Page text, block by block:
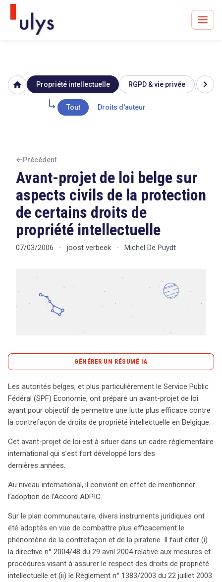
Avocats à Paris & Bruxelles
Leader en droit de l'innovation depuis 30 ans
Tout sur le RGPD
Rechercher
CONTACT
home Propriété intellectuelle RGPD & vie privée
Tout Droits d'auteur
chevron_right
Précédent
Avant-projet de loi belge sur
aspects civils de la protection
de certains droits de
propriété intellectuelle
07/03/2006 - joost verbeek - Michel De Puydt
GÉNÉRER UN RÉSUMÉ IA
Les autorités belges, à travers le Service Public Fédéral
(SPF) Economie, ont conçu un avant-projet de loi visant
à renforcer la lutte contre la contrefaçon de droits de
s’inscrit dans un contexte international marqué par
l’adoption d’accords tels que l’Accord ADPIC, ainsi que
par divers instruments juridiques de l’Union européenne,
notamment la directive n° 2004/48. Ce texte impose aux
États membres de transposer ces mesures dans leur
s’apprête à accomplir d’ici le 29 avril 2006. L’avant-projet
de loi ne se limite pas à une simple transposition; il
propose également des modifications significatives des
lois nationales et du Code judiciaire, sans toucher à la
législation Benelux concernant les marques et dessins,
nécessitant un accord trilatéral. En centralisant le
Les autorités belges, et plus particulièrement le Service Public
Fédéral (SPF) Economie, ont préparé un avant-projet de loi
ayant pour objectif de permettre une lutte plus efficace contre
la contrefaçon de droits de propriété intellectuelle en Belgique.
Cet avant-projet de loi est à situer dans un cadre réglementaire
international qui s’est fort développé lors des
dernières années.
Au niveau international, il convient en effet de mentionner
l’adoption de l’Accord ADPIC.
Sur le plan communautaire, divers instruments juridiques ont
été adoptés en vue de combattre plus efficacement le
phénomène de la contrefaçon et de la piraterie. Il faut citer (i)
la directive n° 2004/48 du 29 avril 2004 relative aux mesures et
procédures visant à assurer le respect des droits de propriété
intellectuelle et (ii) le Règlement n° 1383/2003 du 22 juillet 2003